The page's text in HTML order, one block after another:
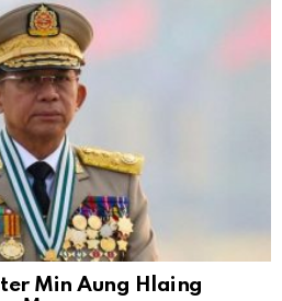
Min Aung Hlaing